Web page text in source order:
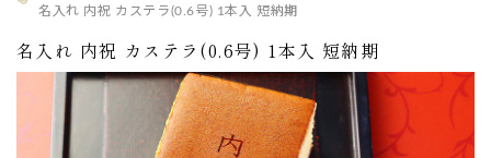
名入れ 内祝 カステラ(0.6号) 1本入 短納期
名入れ 内祝 カステラ(0.6号) 1本入 短納期